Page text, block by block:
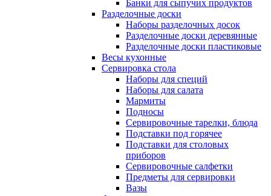
Банки для сыпучих продуктов
Разделочные доски
Наборы разделочных досок
Разделочные доски деревянные
Разделочные доски пластиковые
Весы кухонные
Сервировка стола
Наборы для специй
Наборы для салата
Мармиты
Подносы
Сервировочные тарелки, блюда
Подставки под горячее
Подставки для столовых
приборов
Сервировочные салфетки
Предметы для сервировки
Вазы